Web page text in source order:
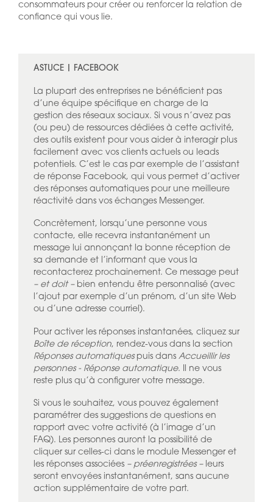
consommateurs pour créer ou renforcer la relation de
confiance qui vous lie.
ASTUCE | FACEBOOK
La plupart des entreprises ne bénéficient pas
d’une équipe spécifique en charge de la
gestion des réseaux sociaux. Si vous n’avez pas
(ou peu) de ressources dédiées à cette activité,
des outils existent pour vous aider à interagir plus
facilement avec vos clients actuels ou leads
potentiels. C’est le cas par exemple de l’assistant
de réponse Facebook, qui vous permet d’activer
des réponses automatiques pour une meilleure
réactivité dans vos échanges Messenger.
Concrètement, lorsqu’une personne vous
contacte, elle recevra instantanément un
message lui annonçant la bonne réception de
sa demande et l’informant que vous la
recontacterez prochainement. Ce message peut
– et doit –bien entendu être personnalisé (avec
l’ajout par exemple d’un prénom, d’un site Web
ou d’une adresse courriel).
Pour activer les réponses instantanées, cliquez sur
Boîte de réception, rendez-vous dans la section
Réponses automatiquespuis dans Accueillir les
personnes - Réponse automatique. Il ne vous
reste plus qu’à configurer votre message.
Si vous le souhaitez, vous pouvez également
paramétrer des suggestions de questions en
rapport avec votre activité (à l’image d’un
FAQ). Les personnes auront la possibilité de
cliquer sur celles-ci dans le module Messenger et
les réponses associées – préenregistrées –leurs
seront envoyées instantanément, sans aucune
action supplémentaire de votre part.